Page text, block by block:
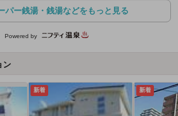
パー銭湯・銭湯などをもっと見る
Powered by
ン
新着 新着